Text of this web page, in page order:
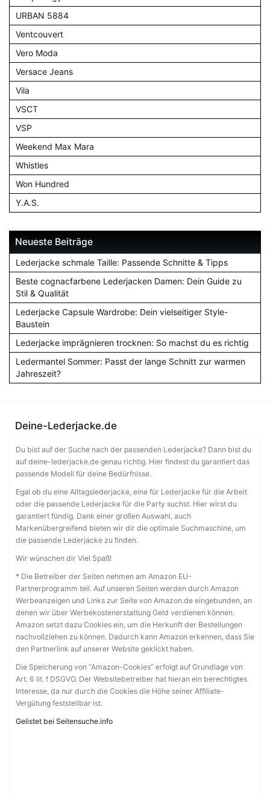
URBAN 5884
Ventcouvert
Vero Moda
Versace Jeans
Vila
VSCT
VSP
Weekend Max Mara
Whistles
Won Hundred
Y.A.S.
Neueste Beiträge
Lederjacke schmale Taille: Passende Schnitte & Tipps
Beste cognacfarbene Lederjacken Damen: Dein Guide zu
Stil & Qualität
Lederjacke Capsule Wardrobe: Dein vielseitiger Style-
Baustein
Lederjacke imprägnieren trocknen: So machst du es richtig
Ledermantel Sommer: Passt der lange Schnitt zur warmen
Jahreszeit?
Deine-Lederjacke.de
Du bist auf der Suche nach der passenden Lederjacke? Dann bist du
auf deine-lederjacke.de genau richtig. Hier findest du garantiert das
passende Modell für deine Bedürfnisse.
Egal ob du eine Alltagslederjacke, eine für Lederjacke für die Arbeit
oder die passende Lederjacke für die Party suchst. Hier wirst du
garantiert fündig. Dank einer großen Auswahl, auch
Markenübergreifend bieten wir dir die optimale Suchmaschine, um
die passende Lederjacke zu finden.
Wir wünschen dir Viel Spaß!
* Die Betreiber der Seiten nehmen am Amazon EU-
Partnerprogramm teil. Auf unseren Seiten werden durch Amazon
Werbeanzeigen und Links zur Seite von Amazon.de eingebunden, an
denen wir über Werbekostenerstattung Geld verdienen können.
Amazon setzt dazu Cookies ein, um die Herkunft der Bestellungen
nachvollziehen zu können. Dadurch kann Amazon erkennen, dass Sie
den Partnerlink auf unserer Website geklickt haben.
Die Speicherung von “Amazon-Cookies” erfolgt auf Grundlage von
Art. 6 lit. f DSGVO. Der Websitebetreiber hat hieran ein berechtigtes
Interesse, da nur durch die Cookies die Höhe seiner Affiliate-
Vergütung feststellbar ist.
Gelistet bei Seitensuche.info